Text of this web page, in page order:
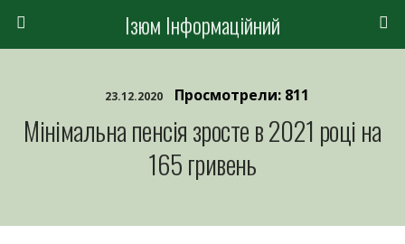
Ізюм Інформаційний
23.12.2020 Просмотрели: 811
Мінімальна пенсія зросте в 2021 році на
165 гривень